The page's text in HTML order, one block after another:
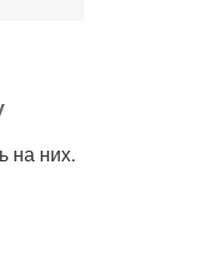
на них.